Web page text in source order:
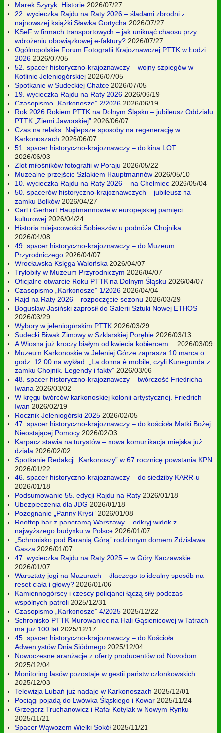
Marek Szyryk. Historie 2026/07/27
22. wycieczka Rajdu na Raty 2026 – śladami zbrodni z
najnowszej książki Sławka Gortycha 2026/07/27
KSeF w firmach transportowych – jak uniknąć chaosu przy
wdrożeniu obowiązkowej e-faktury? 2026/07/27
Ogólnopolskie Forum Fotografii Krajoznawczej PTTK w Łodzi
2026 2026/07/05
52. spacer historyczno-krajoznawczy – wojny szpiegów w
Kotlinie Jeleniogórskiej 2026/07/05
Spotkanie w Sudeckiej Chatce 2026/07/05
19. wycieczka Rajdu na Raty 2026 2026/06/19
Czasopismo „Karkonosze” 2/2026 2026/06/19
Rok 2026 Rokiem PTTK na Dolnym Śląsku – jubileusz Oddziału
PTTK „Ziemi Jaworskiej” 2026/06/07
Czas na relaks. Najlepsze sposoby na regenerację w
Karkonoszach 2026/06/07
51. spacer historyczno-krajoznawczy – do kina LOT
2026/06/03
Zlot miłośników fotografii w Poraju 2026/05/22
Muzealne przejście Szlakiem Hauptmannów 2026/05/10
10. wycieczka Rajdu na Raty 2026 – na Chełmiec 2026/05/04
50. spacerów historyczno-krajoznawczych – jubileusz na
zamku Bolków 2026/04/27
Carl i Gerhart Hauptmannowie w europejskiej pamięci
kulturowej 2026/04/24
Historia miejscowości Sobieszów u podnóża Chojnika
2026/04/08
49. spacer historyczno-krajoznawczy – do Muzeum
Przyrodniczego 2026/04/07
Wrocławska Księga Walońska 2026/04/07
Trylobity w Muzeum Przyrodniczym 2026/04/07
Oficjalne otwarcie Roku PTTK na Dolnym Śląsku 2026/04/07
Czasopismo „Karkonosze” 1/2026 2026/04/04
Rajd na Raty 2026 – rozpoczęcie sezonu 2026/03/29
Bogusław Jasiński zaprosił do Galerii Sztuki Nowej ETHOS
2026/03/29
Wybory w jeleniogórskim PTTK 2026/03/29
Sudecki Biwak Zimowy w Szklarskiej Porębie 2026/03/13
A Wiosna już kroczy białym od kwiecia kobiercem…
2026/03/09
Muzeum Karkonoskie w Jeleniej Górze zaprasza 10 marca o
godz. 12:00 na wykład: „La donna è mobile, czyli Kunegunda z
zamku Chojnik. Legendy i fakty” 2026/03/06
48. spacer historyczno-krajoznawczy – twórczość Friedricha
Iwana 2026/03/02
W kręgu twórców karkonoskiej kolonii artystycznej. Friedrich
Iwan 2026/02/19
Rocznik Jeleniogórski 2025 2026/02/05
47. spacer historyczno-krajoznawczy – do kościoła Matki Bożej
Nieostającej Pomocy 2026/02/03
Karpacz stawia na turystów – nowa komunikacja miejska już
działa 2026/02/02
Spotkanie Redakcji „Karkonoszy” w 67 rocznicę powstania KPN
2026/01/22
46. spacer historyczno-krajoznawczy – do siedziby KARR-u
2026/01/18
Podsumowanie 55. edycji Rajdu na Raty 2026/01/18
Ubezpieczenia dla JDG 2026/01/18
Pożegnanie „Panny Krysi” 2026/01/08
Rooftop bar z panoramą Warszawy – odkryj widok z
najwyższego budynku w Polsce 2026/01/07
„Schronisko pod Baranią Górą” rodzinnym domem Zdzisława
Gasza 2026/01/07
47. wycieczka Rajdu na Raty 2025 – w Góry Kaczawskie
2026/01/07
Warsztaty jogi na Mazurach – dlaczego to idealny sposób na
reset ciała i głowy? 2026/01/06
Kamiennogórscy i czescy policjanci łączą siły podczas
wspólnych patroli 2025/12/31
Czasopismo „Karkonosze” 4/2025 2025/12/22
Schronisko PTTK Murowaniec na Hali Gąsienicowej w Tatrach
ma już 100 lat 2025/12/17
45. spacer historyczno-krajoznawczy – do Kościoła
Adwentystów Dnia Siódmego 2025/12/04
Nowoczesne aranżacje z oferty producentów od Novodom
2025/12/04
Monitoring lasów pozostaje w gestii państw członkowskich
2025/12/03
Telewizja Lubań już nadaje w Karkonoszach 2025/12/01
Pociągi pojadą do Lwówka Śląskiego i Kowar 2025/11/24
Grzegorz Truchanowicz i Rafał Kotylak w Nowym Rynku
2025/11/21
Spacer Wąwozem Wielki Sokół 2025/11/21